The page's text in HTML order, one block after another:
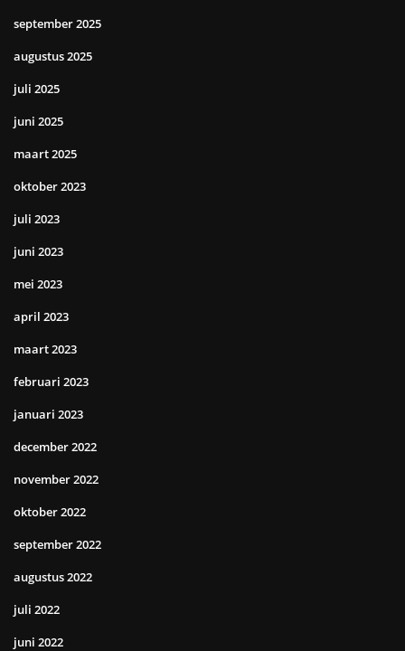
september 2025
augustus 2025
juli 2025
juni 2025
maart 2025
oktober 2023
juli 2023
juni 2023
mei 2023
april 2023
maart 2023
februari 2023
januari 2023
december 2022
november 2022
oktober 2022
september 2022
augustus 2022
juli 2022
juni 2022